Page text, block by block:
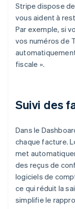
Stripe dispose
vous aident à
Par exemple, si
vos numéros de
fiscale ».
Suivi des
Dans le
chaque facture.
met
des reçus de
logiciels de
ce qui réduit la
simplifie le